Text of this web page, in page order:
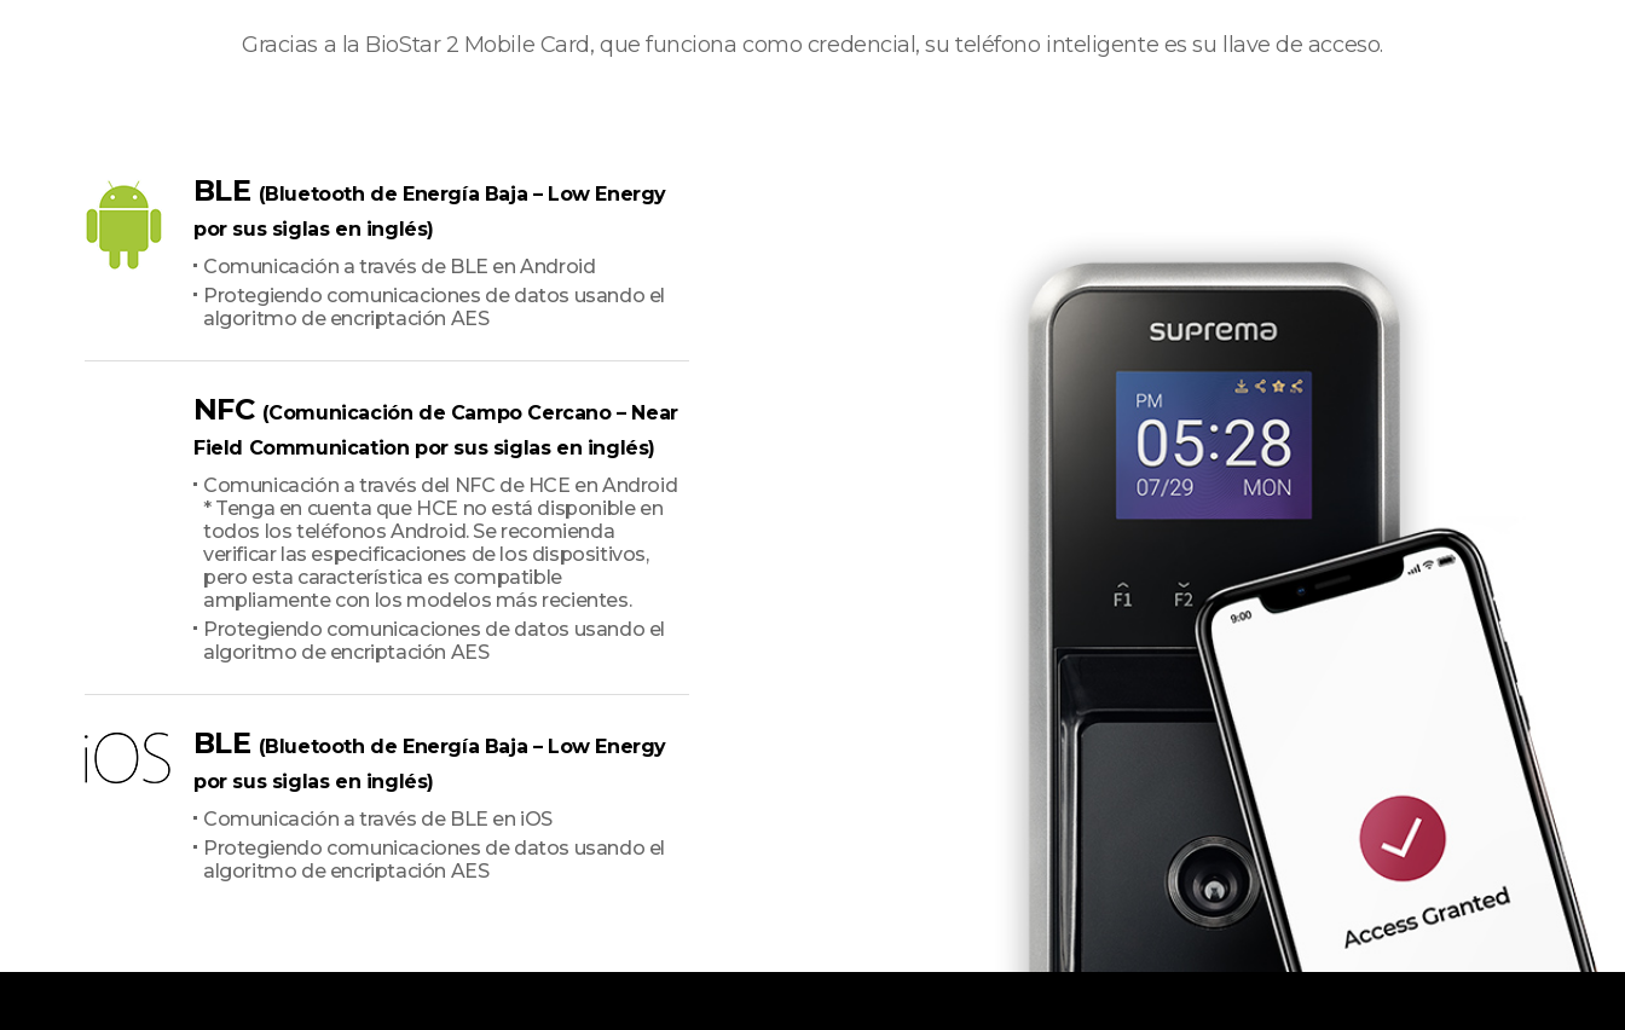
Gracias a la BioStar 2 Mobile Card, que funciona como credencial, su teléfono inteligente es su llave de acceso.
BLE (Bluetooth de Energía Baja – Low Energy
por sus siglas en inglés)
Comunicación a través de BLE en Android
Protegiendo comunicaciones de datos usando el
algoritmo de encriptación AES
NFC (Comunicación de Campo Cercano – Near
Field Communication por sus siglas en inglés)
Comunicación a través del NFC de HCE en Android
* Tenga en cuenta que HCE no está disponible en
todos los teléfonos Android. Se recomienda
verificar las especificaciones de los dispositivos,
pero esta característica es compatible
ampliamente con los modelos más recientes.
Protegiendo comunicaciones de datos usando el
algoritmo de encriptación AES
BLE (Bluetooth de Energía Baja – Low Energy
por sus siglas en inglés)
Comunicación a través de BLE en iOS
Protegiendo comunicaciones de datos usando el
algoritmo de encriptación AES